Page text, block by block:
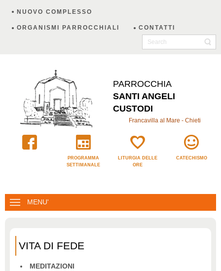
NUOVO COMPLESSO
ORGANISMI PARROCCHIALI CONTATTI
PARROCCHIA
SANTI ANGELI
CUSTODI
Francavilla al Mare - Chieti
PROGRAMMA
SETTIMANALE
LITURGIA DELLE
ORE
CATECHISMO
MENU'
VITA DI FEDE
MEDITAZIONI